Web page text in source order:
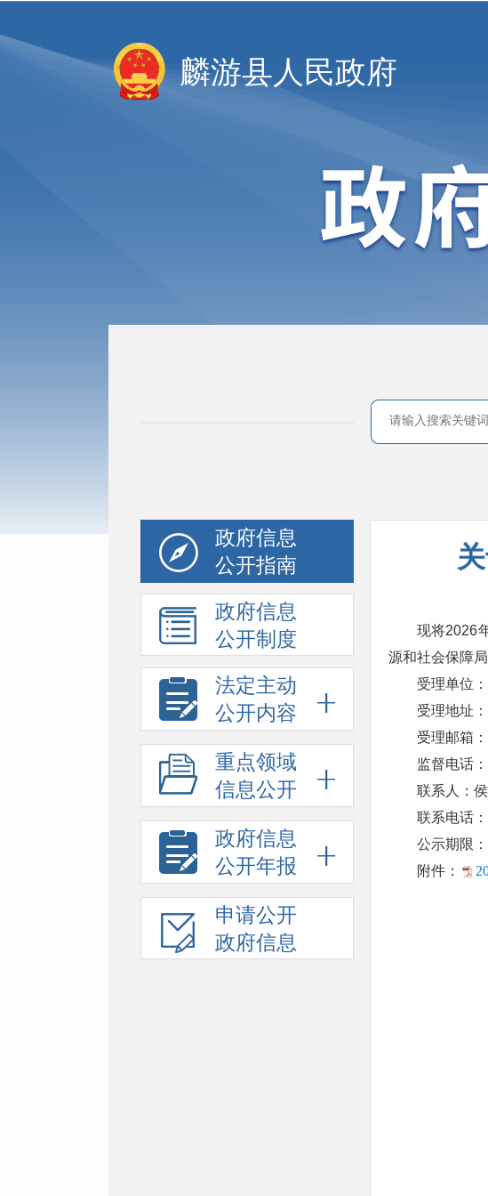
麟游县人民政府
政府信息
公开指南
政府信息
公开制度
法定主动
公开内容
重点领域
信息公开
政府信息
公开年报
申请公开
政府信息
现将2026
源和社会保障局
受理单位
受理地址
受理邮箱
监督电话
联系人：
联系电话
公示期限
附件：